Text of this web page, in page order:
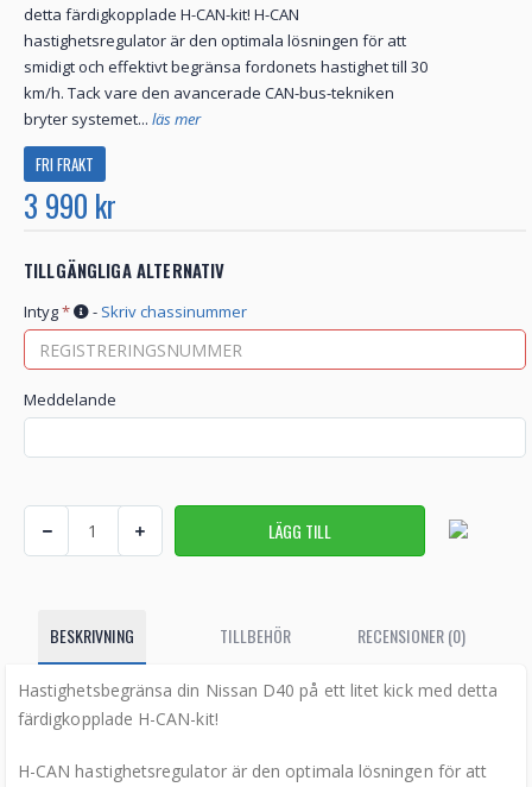
detta färdigkopplade H-CAN-kit! H-CAN
hastighetsregulator är den optimala lösningen för att
smidigt och effektivt begränsa fordonets hastighet till 30
km/h. Tack vare den avancerade CAN-bus-tekniken
bryter systemet... läs mer
FRI FRAKT
3 990 kr
TILLGÄNGLIGA ALTERNATIV
Intyg* - Skriv chassinummer
Meddelande
BESKRIVNING TILLBEHÖR RECENSIONER (0)
Hastighetsbegränsa din Nissan D40 på ett litet kick med detta
färdigkopplade H-CAN-kit!
H-CAN hastighetsregulator är den optimala lösningen för att